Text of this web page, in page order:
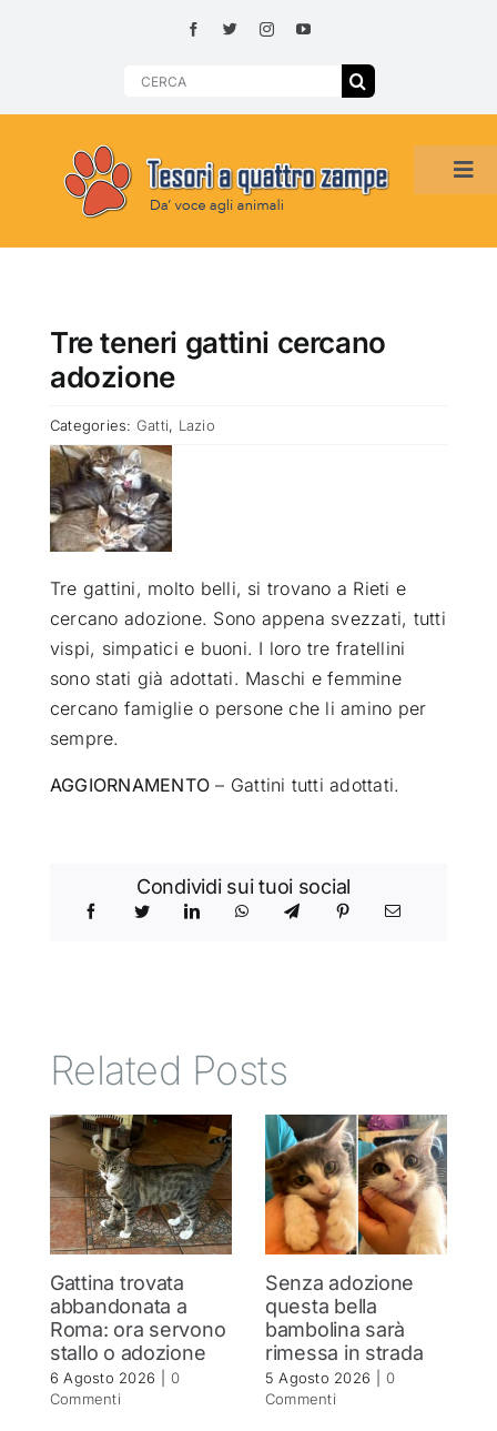
Search
HOME
ADOTTATI O RITROVATI
ATTUALITÀ
VIDEO
CHI SIAMO
Tre teneri gattini cercano
adozione
Categories: Gatti, Lazio
Tre gattini, molto belli, si trovano a Rieti e
cercano adozione. Sono appena svezzati, tutti
vispi, simpatici e buoni. I loro tre fratellini
sono stati già adottati. Maschi e femmine
cercano famiglie o persone che li amino per
sempre.
AGGIORNAMENTO – Gattini tutti adottati.
Condividi sui tuoi social
Related Posts
Gattina trovata
abbandonata a
Roma: ora servono
stallo o adozione
6 Agosto 2026
0
Commenti
Senza adozione
questa bella
bambolina sarà
rimessa in strada
5 Agosto 2026
0
Commenti